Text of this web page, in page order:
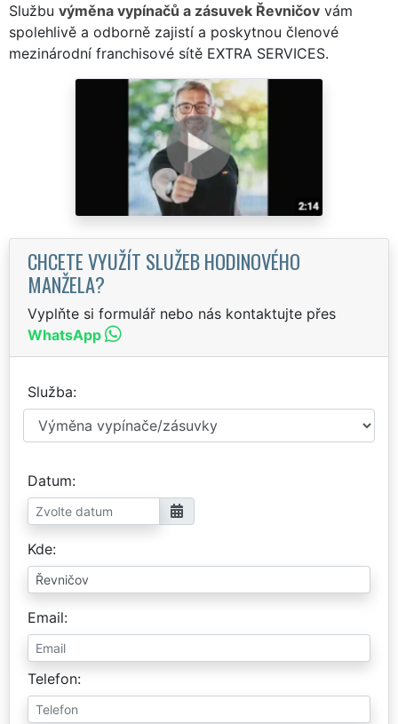
Službu výměna vypínačů a zásuvek Řevničov vám
spolehlivě a odborně zajistí a poskytnou členové
mezinárodní franchisové sítě EXTRA SERVICES.
CHCETE VYUŽÍT SLUŽEB HODINOVÉHO
MANŽELA?
Vyplňte si formulář nebo nás kontaktujte přes
WhatsApp
Služba
Datum
Kde
Email
Telefon